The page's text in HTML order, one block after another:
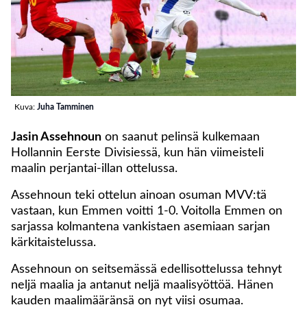
Kuva: Juha Tamminen
Jasin Assehnoun on saanut pelinsä kulkemaan
Hollannin Eerste Divisiessä, kun hän viimeisteli
maalin perjantai-illan ottelussa.
Assehnoun teki ottelun ainoan osuman MVV:tä
vastaan, kun Emmen voitti 1-0. Voitolla Emmen on
sarjassa kolmantena vankistaen asemiaan sarjan
kärkitaistelussa.
Assehnoun on seitsemässä edellisottelussa tehnyt
neljä maalia ja antanut neljä maalisyöttöä. Hänen
kauden maalimääränsä on nyt viisi osumaa.